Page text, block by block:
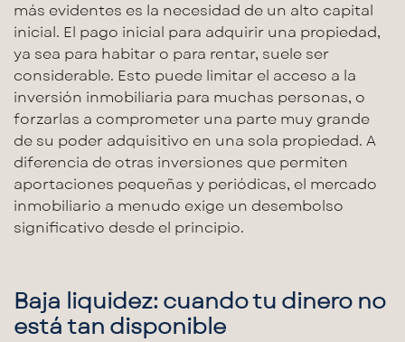
más evidentes es la necesidad de un alto capital
inicial. El pago inicial para adquirir una propiedad,
ya sea para habitar o para rentar, suele ser
considerable. Esto puede limitar el acceso a la
inversión inmobiliaria para muchas personas, o
forzarlas a comprometer una parte muy grande
de su poder adquisitivo en una sola propiedad. A
diferencia de otras inversiones que permiten
aportaciones pequeñas y periódicas, el mercado
inmobiliario a menudo exige un desembolso
significativo desde el principio.
Baja liquidez: cuando tu dinero no
está tan disponible